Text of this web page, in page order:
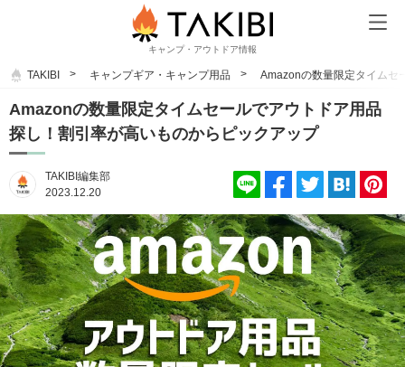
キャンプ・アウトドア情報
TAKIBI キャンプギア・キャンプ用品 Amazonの数量限定タイムセ
Amazonの数量限定タイムセールでアウトドア用品
探し！割引率が高いものからピックアップ
TAKIBI編集部
2023.12.20